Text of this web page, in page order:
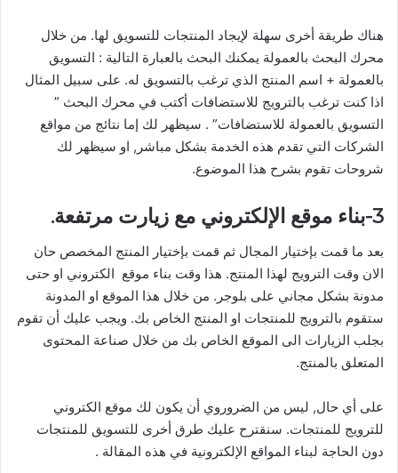
هناك طريقة أخرى سهلة لإيجاد المنتجات للتسويق لها. من خلال
محرك البحث بالعمولة يمكنك البحث بالعبارة التالية : التسويق
بالعمولة + اسم المنتج الذي ترغب بالتسويق له. على سبيل المثال
اذا كنت ترغب بالترويج للاستضافات أكتب في محرك البحث ”
التسويق بالعمولة للاستضافات” . سيظهر لك إما نتائج من مواقع
الشركات التي تقدم هذه الخدمة بشكل مباشر, او سيظهر لك
شروحات تقوم بشرح هذا الموضوع.
3-بناء موقع الإلكتروني مع زيارت مرتفعة.
بعد ما قمت بإختيار المجال ثم قمت بإختيار المنتج المخصص حان
الان وقت الترويج لهذا المنتج. هذا وقت بناء موقع الكتروني او حتى
مدونة بشكل مجاني على بلوجر. من خلال هذا الموقع او المدونة
ستقوم بالترويج للمنتجات او المنتج الخاص بك. ويجب عليك أن تقوم
بجلب الزيارات الى الموقع الخاص بك من خلال صناعة المحتوى
المتعلق بالمنتج.
على أي حال, ليس من الضروروي أن يكون لك موقع الكتروني
للترويج للمنتجات. سنقترح عليك طرق أخرى للتسويق للمنتجات
دون الحاجة لبناء المواقع الإلكترونية في هذه المقالة .